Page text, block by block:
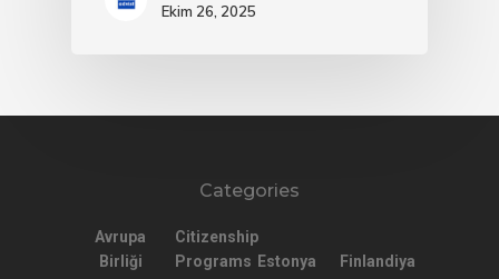
Ekim 26, 2025
Categories
Avrupa
Birliği
Citizenship
Programs Estonya Finlandiya